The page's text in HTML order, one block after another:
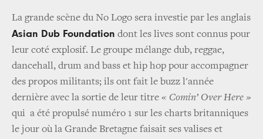
La grande scène du No Logo sera investie par les anglais
Asian Dub Foundation dont les lives sont connus pour
leur coté explosif. Le groupe mélange dub, reggae,
dancehall, drum and bass et hip hop pour accompagner
des propos militants; ils ont fait le buzz l'année
dernière avec la sortie de leur titre « Comin’ Over Here »
qui a été propulsé numéro 1 sur les charts britanniques
le jour où la Grande Bretagne faisait ses valises et